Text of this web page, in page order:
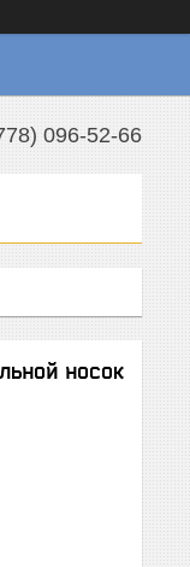
096-52-66
носок